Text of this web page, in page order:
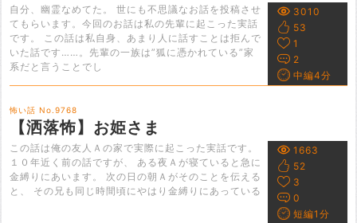
自分、幽霊なめてた。 世にも不思議なお話を投稿させ
てもらいます。今回のお話は私の先輩に起こった実話
です。 この話は私自身、あまり人に話すことは拒んで
いた話です……。先輩の一族は”狐に憑かれている”家
系だと言うことでし
3010
53
1
2
中編4分
怖い話 No.9768
【洒落怖】お姫さま
この話は俺の友人Ａの家で実際に起こった実話です。
１０年近く前の話ですが、 ある夜Ａが寝ていると急に
金縛りにあいます。 次の日の朝Ａがそのことを伝える
と、 その兄も同じ時間頃にやはり金縛りにあっている
1663
52
3
0
短編1分